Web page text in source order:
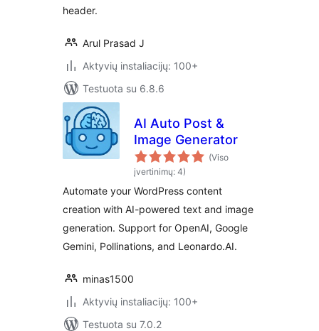
header.
Arul Prasad J
Aktyvių instaliacijų: 100+
Testuota su 6.8.6
AI Auto Post &
Image Generator
(Viso
įvertinimų: 4)
Automate your WordPress content
creation with AI-powered text and image
generation. Support for OpenAI, Google
Gemini, Pollinations, and Leonardo.AI.
minas1500
Aktyvių instaliacijų: 100+
Testuota su 7.0.2